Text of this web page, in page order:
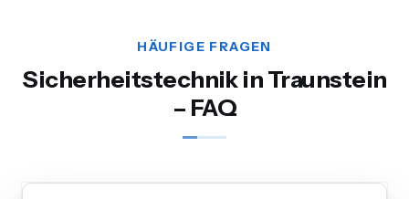
HÄUFIGE FRAGEN
Sicherheitstechnik in Traunstein
– FAQ